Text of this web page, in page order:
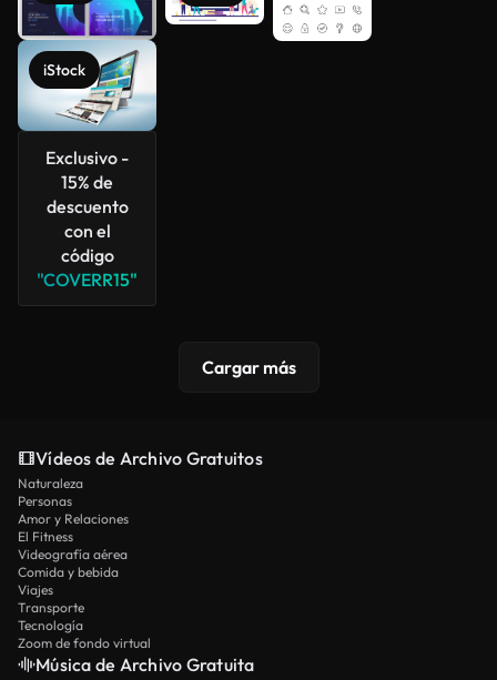
iStock
Exclusivo -
15% de
descuento
con el
código
"COVERR15"
Cargar más
Vídeos de Archivo Gratuitos
Naturaleza
Personas
Amor y Relaciones
El Fitness
Videografía aérea
Comida y bebida
Viajes
Transporte
Tecnología
Zoom de fondo virtual
Música de Archivo Gratuita